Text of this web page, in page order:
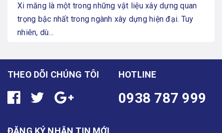
Xi măng là một trong những vật liệu xây dựng quan
trọng bậc nhất trong ngành xây dựng hiện đại. Tuy
nhiên, dù...
THEO DÕI CHÚNG TÔI HOTLINE
0938 787 999
ĐĂNG KÝ NHẬN TIN MỚI